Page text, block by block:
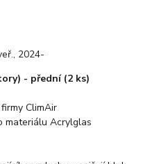
2024-
- přední (2 ks)
ClimAir
materiálu Acrylglas